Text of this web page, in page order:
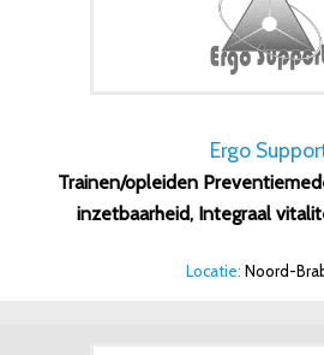
Ergo
Trainen/opleiden
inzetbaarheid, Integraal
Locatie: Noord-